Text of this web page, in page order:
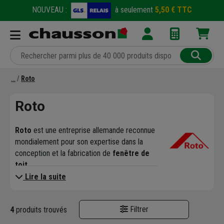
NOUVEAU : à seulement 5,50 € TTC
Roto
Roto
Roto est une entreprise allemande reconnue
mondialement pour son expertise dans la
conception et la fabrication de fenêtre de
toit
Fondée en 1935, elle est devenue un acteur
tant pour les professionnels que pour les
particuliers.
Lire la suite
4 produits trouvés Filtrer